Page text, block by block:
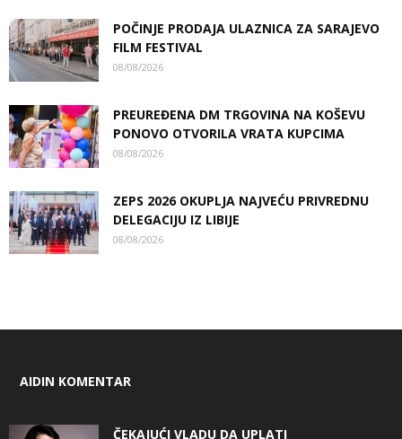
POČINJE PRODAJA ULAZNICA ZA SARAJEVO
FILM FESTIVAL
08/08/2026
PREUREĐENA DM TRGOVINA NA KOŠEVU
PONOVO OTVORILA VRATA KUPCIMA
08/08/2026
ZEPS 2026 OKUPLJA NAJVEĆU PRIVREDNU
DELEGACIJU IZ LIBIJE
08/08/2026
AIDIN KOMENTAR
ČEKAJUĆI VLADU DA UPLATI